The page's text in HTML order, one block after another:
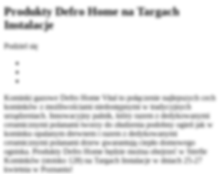
Produkty Defro Home na Targach
Instalacje
Podziel się
Kominki gazowe Defro Home Vital to połączenie najlepszych cech
kominków z możliwościami niedostępnymi w tradycyjnych
urządzeniach. Innowacyjny palnik, który razem z dedykowanymi
ceramicznymi polanami tworzy do złudzenia podobny ogień jak w
kominku opalanym drewnem i razem z dedykowanymi
ceramicznymi polanami drzew gwarantują ciepło domowego
ogniska. Produkty Defro Home będzie można obejrzeć w Strefie
Kominków (stoisko 128) na Targach Instalacje w dniach 25-27
kwietnia w Poznaniu!